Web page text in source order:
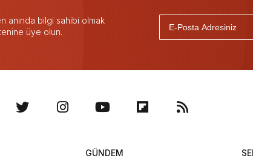
anında bilgi sahibi olmak
üye olun.
GÜNDEM